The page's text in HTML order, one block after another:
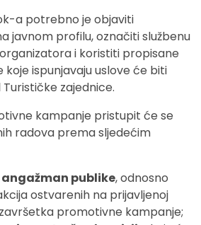
a potrebno je objaviti
javnom profilu, označiti službenu
i koristiti propisane
koje ispunjavaju uslove će biti
zajednice.
kampanje pristupit će se
radova prema sljedećim
angažman publike, odnosno
ostvarenih na prijavljenoj
promotivne kampanje;